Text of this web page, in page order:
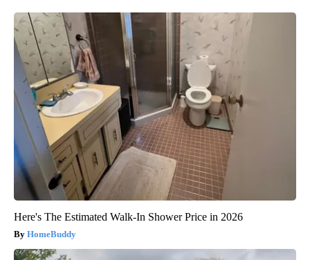
Here's The Estimated Walk-In Shower Price in 2026
HomeBuddy